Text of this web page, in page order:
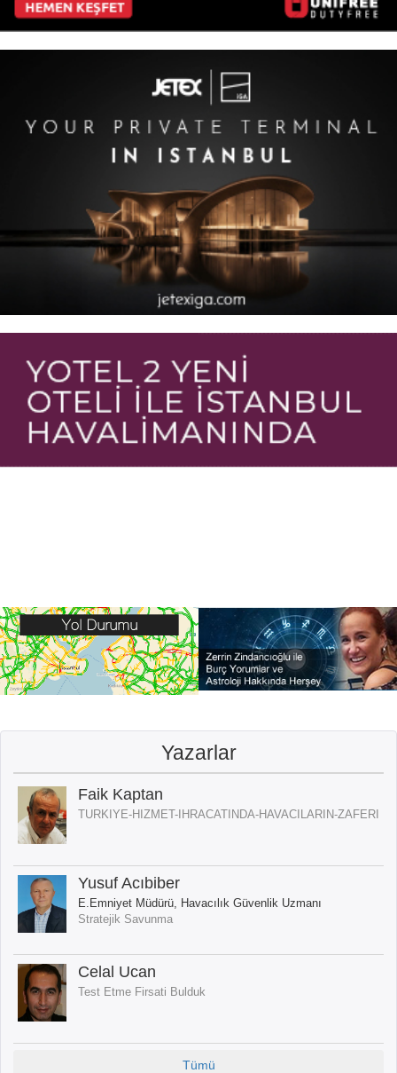
Yazarlar
Faik Kaptan
TURKIYE-HIZMET-IHRACATINDA-HAVACILARIN-ZAFERI
Yusuf Acıbiber
E.Emniyet Müdürü, Havacılık Güvenlik Uzmanı
Stratejik Savunma
Celal Ucan
Test Etme Firsati Bulduk
Tümü